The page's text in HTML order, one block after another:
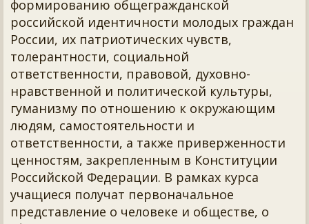
формированию общегражданской
российской идентичности молодых граждан
России, их патриотических чувств,
толерантности, социальной
ответственности, правовой, духовно-
нравственной и политической культуры,
гуманизму по отношению к окружающим
людям, самостоятельности и
ответственности, а также приверженности
ценностям, закрепленным в Конституции
Российской Федерации. В рамках курса
учащиеся получат первоначальное
представление о человеке и обществе, о